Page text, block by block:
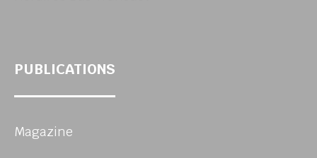
PUBLICATIONS
Magazine